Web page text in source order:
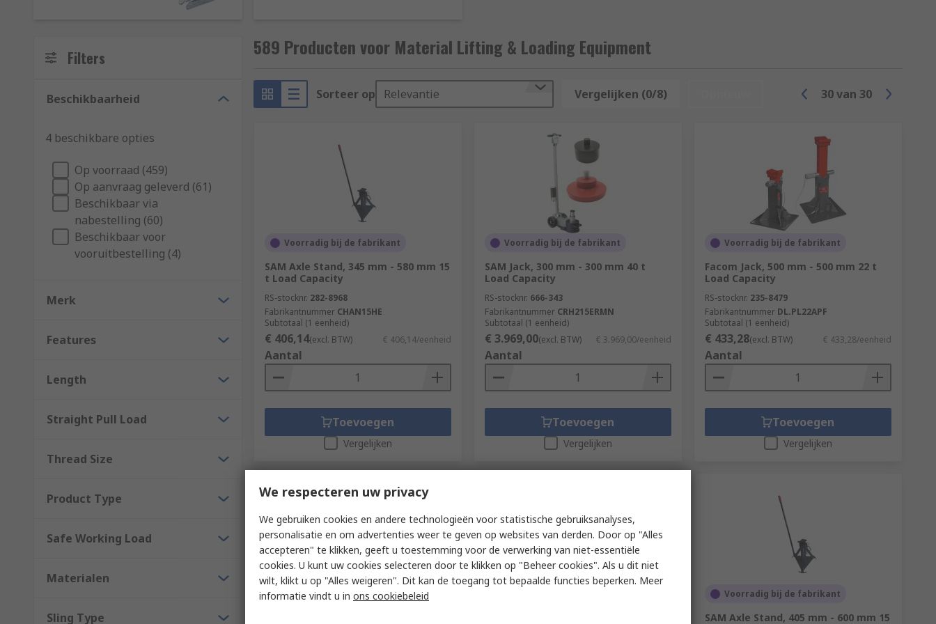
Filters
Beschikbaarheid
4 beschikbare opties
Op voorraad (459)
Op aanvraag geleverd (61)
Beschikbaar via
nabestelling (60)
Beschikbaar voor
vooruitbestelling (4)
Merk
Features
Length
Straight Pull Load
Thread Size
Product Type
Safe Working Load
Materialen
Sling Type
589 Producten voor Material Lifting & Loading Equipment
Sorteer op Relevantie Vergelijken (0/8) 30van 30
Voorradig bij de fabrikant
SAM Axle Stand, 345 mm - 580 mm 15
t Load Capacity
RS-stocknr. 282-8968
Fabrikantnummer CHAN15HE
Subtotaal (1 eenheid)
€ 406,14(excl. BTW) € 406,14/eenheid
Aantal
Toevoegen
Vergelijken
Voorradig bij de fabrikant
SAM Jack, 300 mm - 300 mm 40 t
Load Capacity
RS-stocknr. 666-343
Fabrikantnummer CRH215ERMN
Subtotaal (1 eenheid)
€ 3.969,00(excl. BTW) € 3.969,00/eenheid
Aantal
Toevoegen
Vergelijken
Voorradig bij de fabrikant
Facom Jack, 500 mm - 500 mm 22 t
Load Capacity
RS-stocknr. 235-8479
Fabrikantnummer DL.PL22APF
Subtotaal (1 eenheid)
€ 433,28(excl. BTW) € 433,28/eenheid
Aantal
Toevoegen
Vergelijken
Voorradig bij de fabrikant Voorradig bij de fabrikant
SAM Axle Stand, 405 mm - 600 mm 15
We respecteren uw privacy
We gebruiken cookies en andere technologieën voor statistische gebruiksanalyses,
personalisatie en om advertenties weer te geven op websites van derden. Door op "Alles
accepteren" te klikken, geeft u toestemming voor de verwerking van niet-essentiële
cookies. U kunt uw cookies selecteren door te klikken op "Beheer cookies". Als u dit niet
wilt, klikt u op "Alles weigeren". Dit kan de toegang tot bepaalde functies beperken. Meer
informatie vindt u in ons cookiebeleid